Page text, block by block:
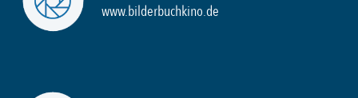
www.bilderbuchkino.de